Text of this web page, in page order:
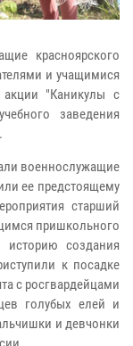
красноярского
и учащимися
"Каникулы с
заведения
военнослужащие
ее предстоящему
старший
пришкольного
историю создания
к посадке
с росгвардейцами
голубых елей и
и девчонки